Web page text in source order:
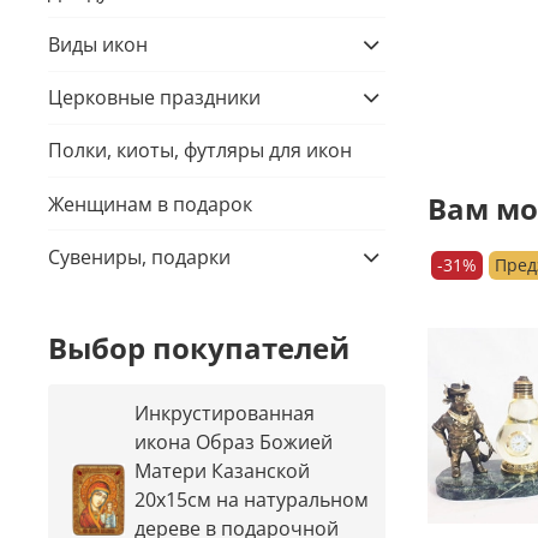
Вам
-31%
Виды икон
Церковные праздники
Полки, киоты, футляры для икон
Женщинам в подарок
Сувениры, подарки
Выбор покупателей
Инкрустированная
икона Образ Божией
Матери Казанской
20х15см на натуральном
дереве в подарочной